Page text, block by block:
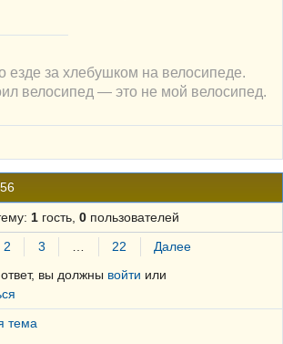
езде за хлебушком на велосипеде.
велосипед — это не мой велосипед.
1гость, 0пользователей
2 3 22
Далее
вы должны войти или
тема